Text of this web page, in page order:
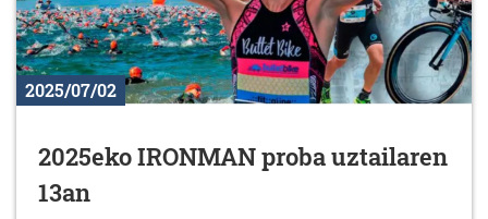
2025/07/02
2025eko IRONMAN proba uztailaren
13an